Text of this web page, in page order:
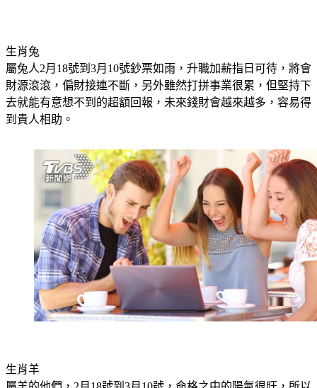
生肖兔
屬兔人2月18號到3月10號鈔票如雨，升職加薪指日可待，將會
財源滾滾，偏財接連不斷，另外雖然打拼事業很累，但堅持下
去就能有意想不到的超額回報，未來錢財會越來越多，容易得